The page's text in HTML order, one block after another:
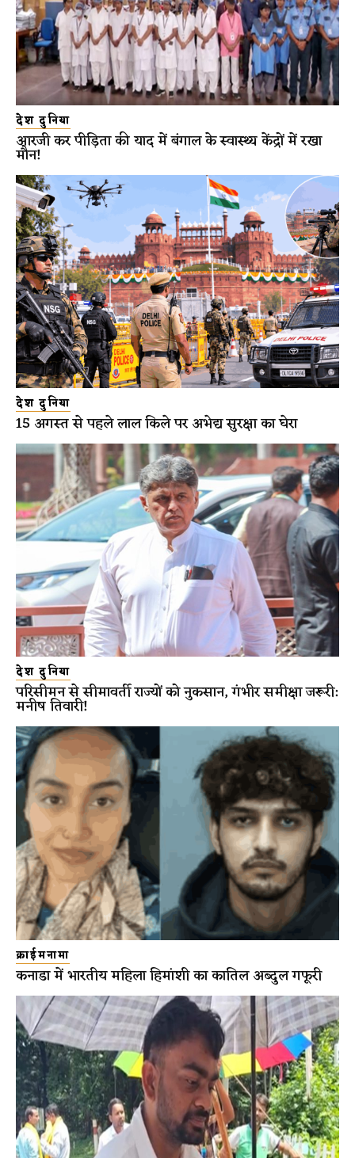
देश दुनिया
आरजी कर पीड़िता की याद में बंगाल के स्वास्थ्य केंद्रों में रखा
मौन!
देश दुनिया
15 अगस्त से पहले लाल किले पर अभेद्य सुरक्षा का घेरा
देश दुनिया
परिसीमन से सीमावर्ती राज्यों को नुकसान, गंभीर समीक्षा जरूरी:
मनीष तिवारी!
क्राईमनामा
कनाडा में भारतीय महिला हिमांशी का कातिल अब्दुल गफूरी